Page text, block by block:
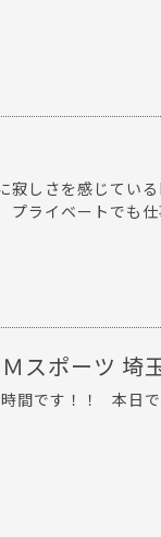
寂しさを感じて
プライベートでも
スポーツ 埼
間です！！ 本日